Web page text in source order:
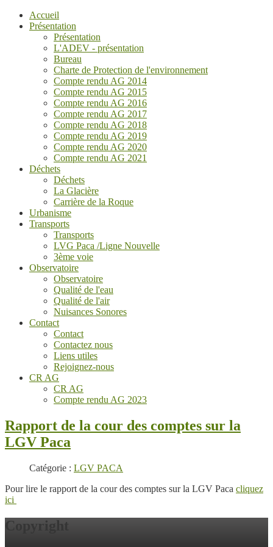
Accueil
Présentation
Présentation
L'ADEV - présentation
Bureau
Charte de Protection de l'environnement
Compte rendu AG 2014
Compte rendu AG 2015
Compte rendu AG 2016
Compte rendu AG 2017
Compte rendu AG 2018
Compte rendu AG 2019
Compte rendu AG 2020
Compte rendu AG 2021
Déchets
Déchets
La Glacière
Carrière de la Roque
Urbanisme
Transports
Transports
LVG Paca /Ligne Nouvelle
3ème voie
Observatoire
Observatoire
Qualité de l'eau
Qualité de l'air
Nuisances Sonores
Contact
Contact
Contactez nous
Liens utiles
Rejoignez-nous
CR AG
CR AG
Compte rendu AG 2023
Rapport de la cour des comptes sur la
LGV Paca
Catégorie : LGV PACA
Pour lire le rapport de la cour des comptes sur la LGV Paca cliquez
ici
Copyright